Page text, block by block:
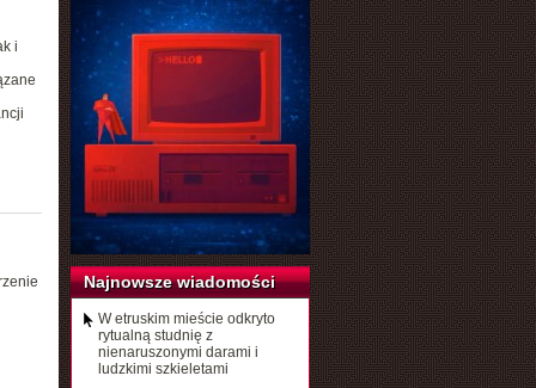
i
Najnowsze wiadomości
W etruskim mieście odkryto
rytualną studnię z
nienaruszonymi darami i
ludzkimi szkieletami